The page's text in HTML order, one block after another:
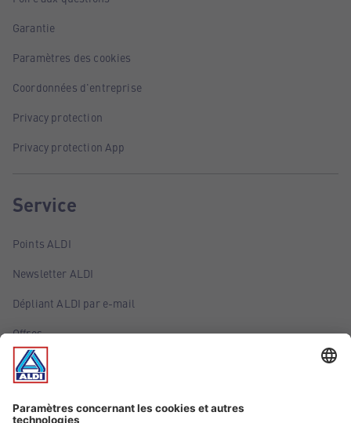
Garantie
Paramètres des cookies
Coordonnées d'entreprise
Privacy protection
Privacy protection App
Service
Points ALDI
Newsletter ALDI
Dépliant ALDI par e-mail
Offres
Infos essentielles